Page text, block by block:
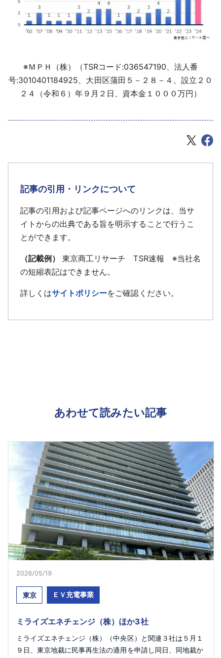
※ＭＰＨ（株）（TSRコード:036547190、法人番
号:3010401184925、大田区蒲田５－２８－４、設立２０
２４（令和６）年９月２日、資本金１０００万円）
記事の引用・リンクについて
記事の引用および記事ページへのリンクは、当サ
イトからの出典である旨を明示することで行うこ
とができます。
（記載例）
東京商工リサーチ TSR速報 ※当社名
の短縮表記はできません。
詳しくはサイトポリシーをご確認ください。
あわせて読みたい記事
2026/05/19
東京 ＥＶ充電事業
ミライズエネチェンジ（株）ほか3社
ミライズエネチェンジ（株）（中央区）と関連３社は５月１
９日、東京地裁に民事再生法の適用を申請し同日、同地裁か